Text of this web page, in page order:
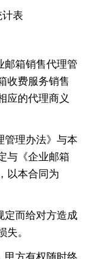
表
邮箱销售代理管
收费服务销售
应的代理商义
管理办法》与本
与《企业邮箱
以本合同为
定而给对方造成
失。
甲方有权随时终